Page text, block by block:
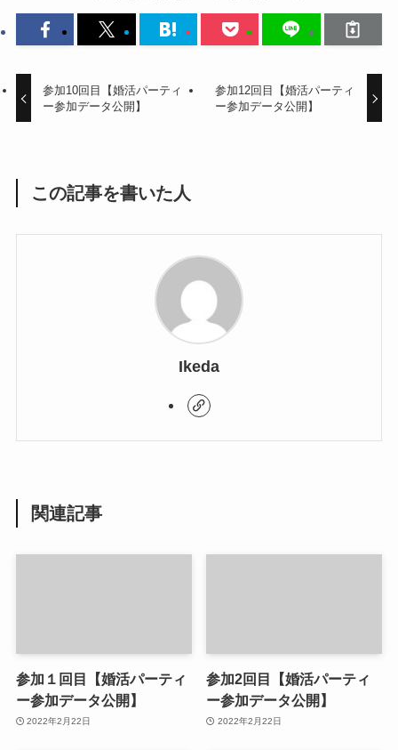
参加10回目【婚活パーティ
ー参加データ公開】
参加12回目【婚活パーティ
ー参加データ公開】
この記事を書いた人
Ikeda
関連記事
参加１回目【婚活パーティ
ー参加データ公開】
2022年2月22日
参加2回目【婚活パーティ
ー参加データ公開】
2022年2月22日